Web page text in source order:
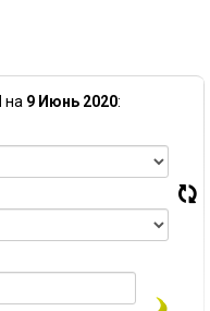
на 9 Июнь 2020: